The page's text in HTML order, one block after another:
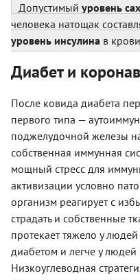
Допустимый уровень
человека натощак
уровень инсулина в
Диабет и
После ковида диабета
первого типа —
поджелудочной железы
собственная иммунная
мощный стресс для
активизации условно
организм реагирует с
страдать и собственные
протекает тяжело у
диабетом и легче у
Низкоуглеводная